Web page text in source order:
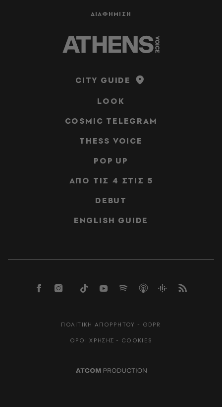
ΔΙΑΦΗΜΙΣΗ
CITY GUIDE
LOOK
COSMIC TELEGRAM
THESS VOICE
POP UP
ΑΠΟ ΤΙΣ 4 ΣΤΙΣ 5
DEBUT
ENGLISH GUIDE
ΠΟΛΙΤΙΚΗ ΑΠΟΡΡΗΤΟΥ - GDPR
ΟΡΟΙ ΧΡΗΣΗΣ - COOKIES